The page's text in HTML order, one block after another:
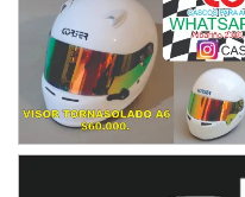
TUCUMANO - F5
Juan Navarro (Asfalto)
El Timbó (Tucumán)